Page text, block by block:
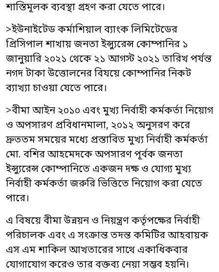
শাস্তিমূলক ব্যবস্থা গ্রহণ করা যেতে পারে।
>ইউনাইটেড কর্মাশিয়াল ব্যাংক লিমিটেডের
প্রিসিপাল শাখায় জনতা ইন্স্যুরেন্স কোম্পানির ১
জানুয়ারি ২০২১ থেকে ২১ আগস্ট ২০২১ তারিখ পর্যন্ত
নগদ টাকা উত্তোলনের বিযয়ে কোম্পানির নিকট
ব্যাখ্যা চাওয়া যেতে পারে।
>বীমা আইন ২০১০ এবং মুখ্য নির্বাহী কর্মকর্তা নিয়োগ
ও অপসারণ প্রবিধানমালা, ২০১২ অনুসরণ করে
দ্রুততম সময়ের মধ্যে প্রস্তাবিত মুখ্য নির্বাহী কর্মকর্তা
মো. বশির আহমেদকে অপসারণ পূর্বক জনতা
ইন্স্যুরেন্স কোম্পানিতে একজন দক্ষ ও যোগ্য মুখ্য
নির্বাহী কর্মকর্তা জরুরি ভিত্তিতে নিয়োগ করা যেতে
পারে।
এ বিষয়ে বীমা উন্নয়ন ও নিয়ন্ত্রণ কর্তৃপক্ষের নির্বাহী
পরিচালক এবং এ সংক্রান্ত তদন্ত কমিটির আহবায়ক
এস এম শাকিল আখতারের সাথে একাধিকবার
যোগাযোগ করেও তার বক্তব্য নেয়া সম্ভব হয়নি।